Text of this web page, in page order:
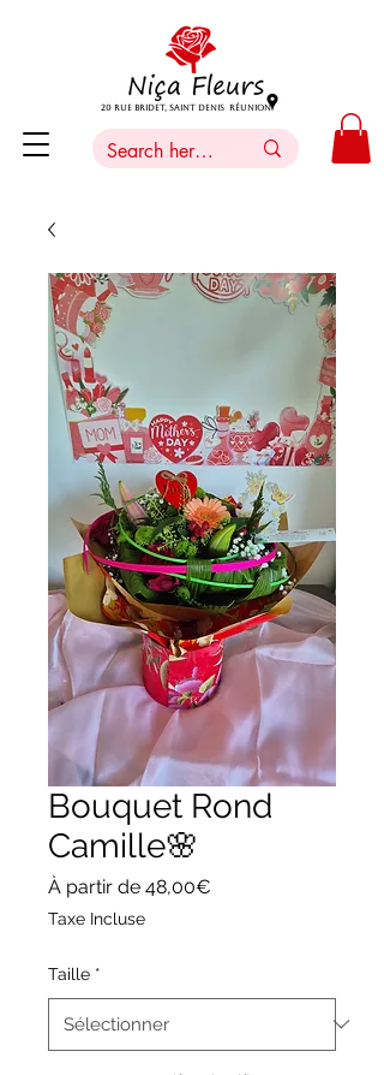
20 Rue Bridet, Saint Denis Réunion
Bouquet Rond
Camille🌸
À partir de 48,00€
Taxe Incluse
Taille *